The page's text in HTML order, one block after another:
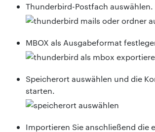
Thunderbird-Postfach auswählen.
MBOX als Ausgabeformat
Speicherort auswählen und die
starten.
Importieren Sie anschließend die